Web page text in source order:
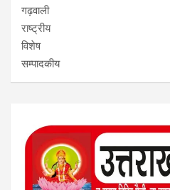
गढ़वाली
राष्ट्रीय
विशेष
सम्पादकीय